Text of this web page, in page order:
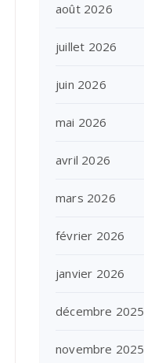
août 2026
juillet 2026
juin 2026
mai 2026
avril 2026
mars 2026
février 2026
janvier 2026
décembre 2025
novembre 2025